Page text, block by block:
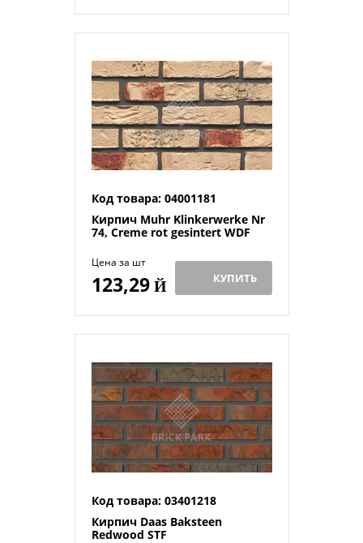
Код товара: 04001181
Кирпич Muhr Klinkerwerke Nr
74, Creme rot gesintert WDF
Цена за шт
123,29Й КУПИТЬ
Код товара: 03401218
Кирпич Daas Baksteen
Redwood STF